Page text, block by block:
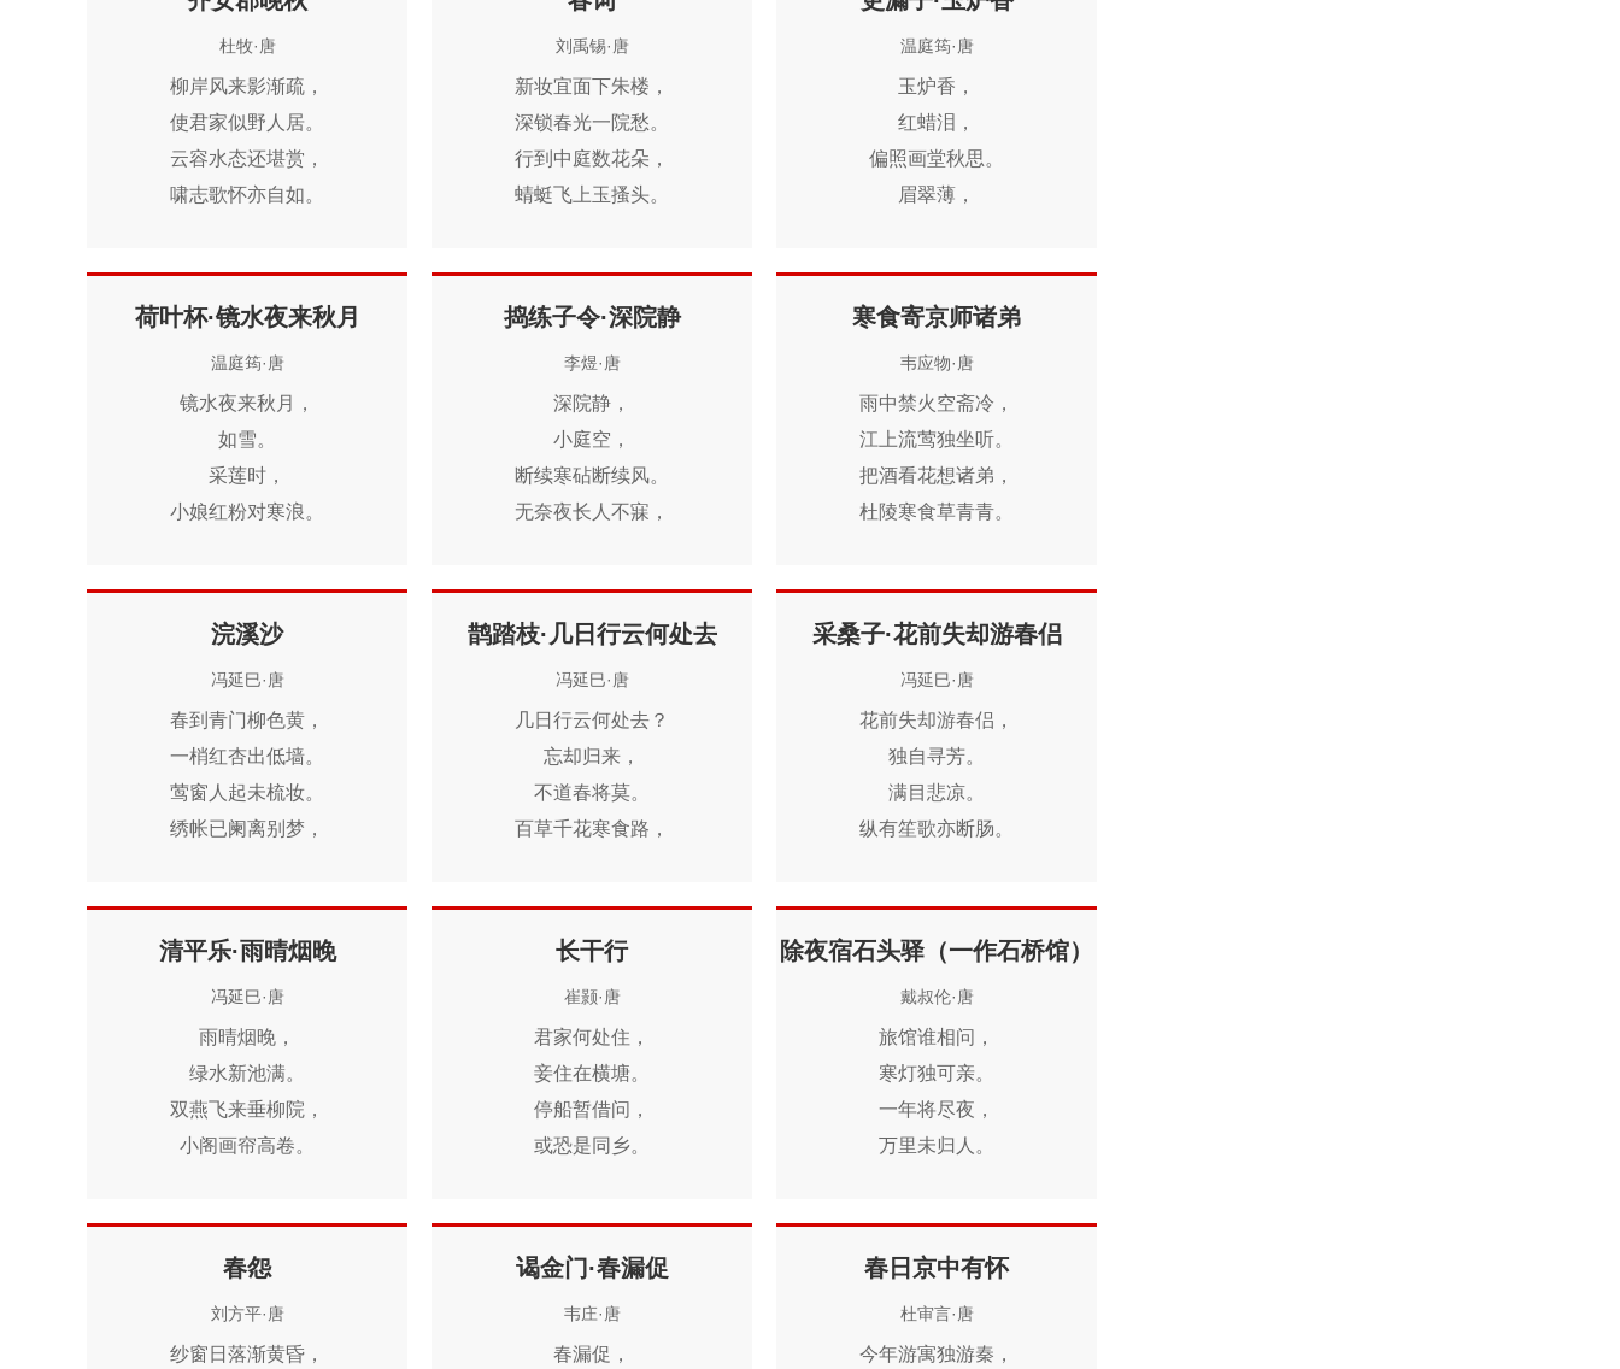
唯是利人事，
比君全不如。
我统十郎官，
君为父母君，
大惠在资储。
我为刀笔吏，
小恶乃诛锄。
君提七郡籍，
我按三尺书。
中怀何不摅。
恩光未报答，
日月空居诸。
磊落尝许君，
局促应笑予。
所以自知分，
杜牧·唐
柳岸风来影渐疏，
使君家似野人居。
云容水态还堪赏，
啸志歌怀亦自如。
可怜赤壁争雄渡，
刘禹锡·唐
新妆宜面下朱楼，
深锁春光一院愁。
行到中庭数花朵，
蜻蜓飞上玉搔头。
温庭筠·唐
玉炉香，
红蜡泪，
偏照画堂秋思。
眉翠薄，
梧桐树，
不道离情正苦。
一叶叶，
一声声，
空阶滴到明。
荷叶杯·镜水夜来秋月
温庭筠·唐
镜水夜来秋月，
如雪。
采莲时，
小娘红粉对寒浪。
捣练子令·深院静
李煜·唐
深院静，
小庭空，
断续寒砧断续风。
无奈夜长人不寐，
寒食寄京师诸弟
韦应物·唐
雨中禁火空斋冷，
江上流莺独坐听。
把酒看花想诸弟，
杜陵寒食草青青。
浣溪沙
冯延巳·唐
春到青门柳色黄，
一梢红杏出低墙。
莺窗人起未梳妆。
绣帐已阑离别梦，
鹊踏枝·几日行云何处去
冯延巳·唐
几日行云何处去？
忘却归来，
不道春将莫。
百草千花寒食路，
双燕飞来，
撩乱春愁如柳絮。
悠悠梦里无寻处。
采桑子·花前失却游春侣
冯延巳·唐
花前失却游春侣，
独自寻芳。
满目悲凉。
纵有笙歌亦断肠。
忍更思量，
清平乐·雨晴烟晚
冯延巳·唐
雨晴烟晚，
绿水新池满。
双燕飞来垂柳院，
小阁画帘高卷。
砌下落花风起，
长干行
崔颢·唐
君家何处住，
妾住在横塘。
停船暂借问，
或恐是同乡。
同是长干人，
下渚多风浪，
莲舟渐觉稀。
除夜宿石头驿（一作石桥馆）
戴叔伦·唐
旅馆谁相问，
寒灯独可亲。
一年将尽夜，
万里未归人。
愁颜与衰鬓，
春怨
刘方平·唐
纱窗日落渐黄昏，
谒金门·春漏促
韦庄·唐
春漏促，
春日京中有怀
杜审言·唐
今年游寓独游秦，